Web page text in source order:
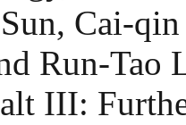
Cai-
Run-
III: